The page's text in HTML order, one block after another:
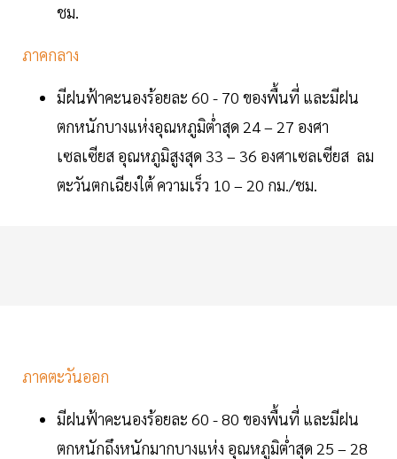
ชม.
ภาคกลาง
มีฝนฟ้าคะนองร้อยละ 60 - 70 ของพื้นที่ และมีฝน
ตกหนักบางแห่งอุณหภูมิต่ำสุด 24 – 27 องศา
เซลเซียส อุณหภูมิสูงสุด 33 – 36 องศาเซลเซียส ลม
ตะวันตกเฉียงใต้ ความเร็ว 10 – 20 กม./ชม.
ภาคตะวันออก
มีฝนฟ้าคะนองร้อยละ 60 - 80 ของพื้นที่ และมีฝน
ตกหนักถึงหนักมากบางแห่ง อุณหภูมิต่ำสุด 25 – 28